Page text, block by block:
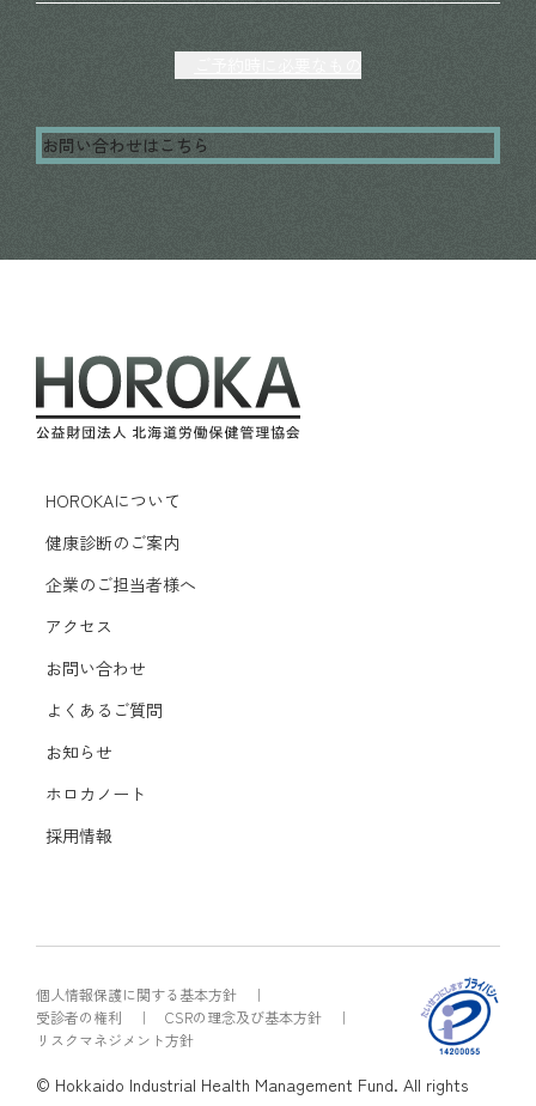
お問い合わせはこちら
HOROKAについて
健康診断のご案内
企業のご担当者様へ
アクセス
お問い合わせ
よくあるご質問
お知らせ
ホロカノート
採用情報
個人情報保護に関する基本方針
受診者の権利
CSRの理念及び基本方針
リスクマネジメント方針
© Hokkaido Industrial Health Management Fund. All rights
Page Top